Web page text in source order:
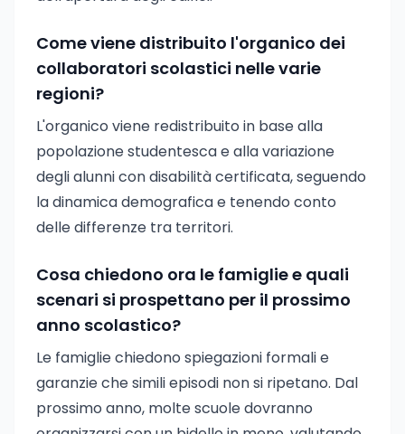
Come viene distribuito l'organico dei
collaboratori scolastici nelle varie
regioni?
L'organico viene redistribuito in base alla
popolazione studentesca e alla variazione
degli alunni con disabilità certificata, seguendo
la dinamica demografica e tenendo conto
delle differenze tra territori.
Cosa chiedono ora le famiglie e quali
scenari si prospettano per il prossimo
anno scolastico?
Le famiglie chiedono spiegazioni formali e
garanzie che simili episodi non si ripetano. Dal
prossimo anno, molte scuole dovranno